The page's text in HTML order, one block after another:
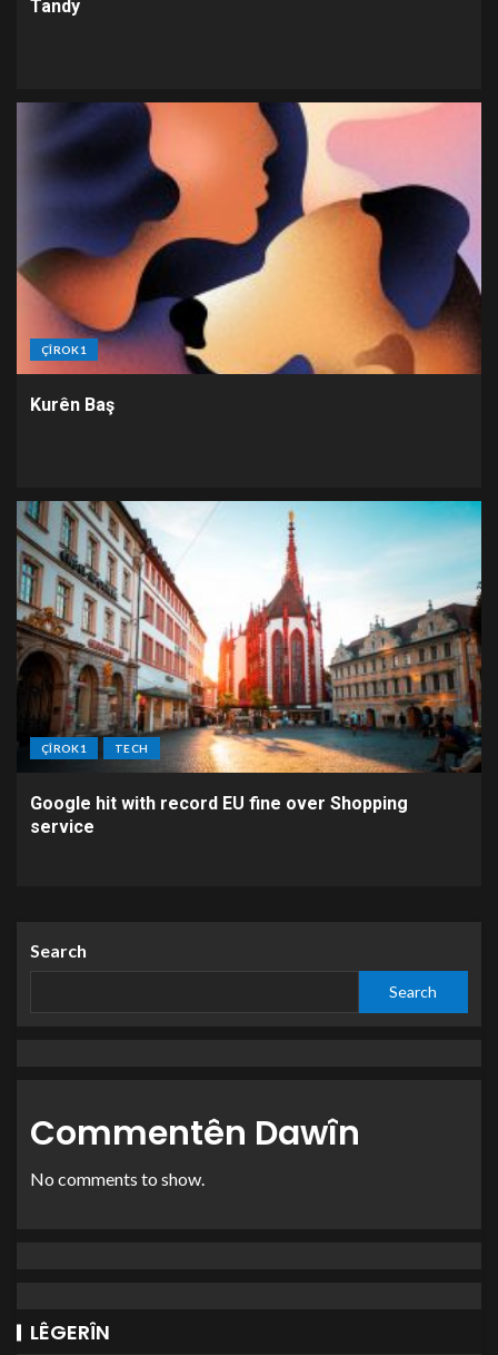
Tandy
ÇÎROK1
Kurên Baş
ÇÎROK1 TECH
Google hit with record EU fine over Shopping
service
Search
Search
Commentên Dawîn
No comments to show.
LÊGERÎN